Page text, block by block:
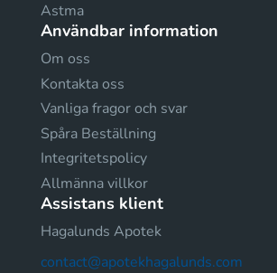
Astma
Användbar information
Om oss
Kontakta oss
Vanliga fragor och svar
Spåra Beställning
Integritetspolicy
Allmänna villkor
Assistans klient
Hagalunds Apotek
contact@apotekhagalunds.com